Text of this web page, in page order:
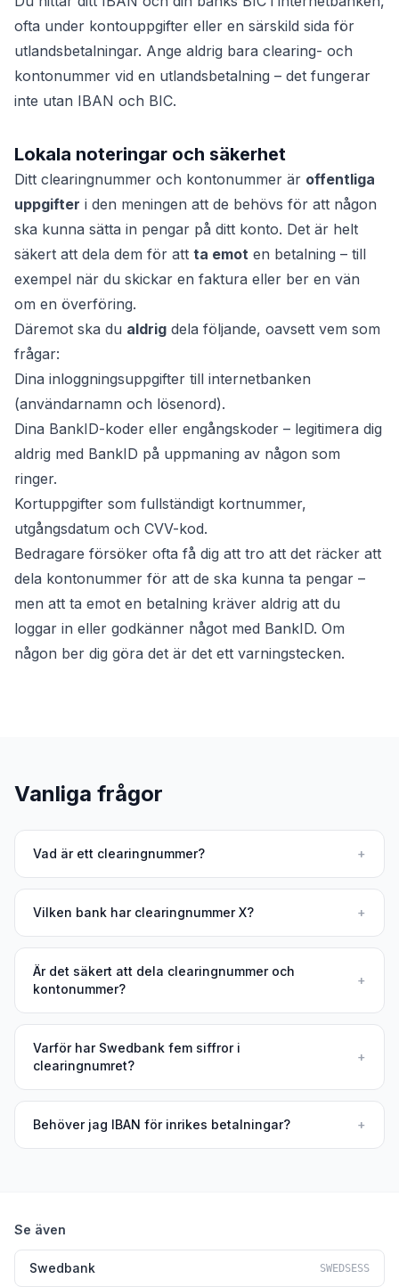
ofta under kontouppgifter eller en särskild sida för
utlandsbetalningar. Ange aldrig bara clearing- och
kontonummer vid en utlandsbetalning – det fungerar
inte utan IBAN och BIC.
Lokala noteringar och säkerhet
Ditt clearingnummer och kontonummer är offentliga
uppgifter i den meningen att de behövs för att någon
ska kunna sätta in pengar på ditt konto. Det är helt
säkert att dela dem för att ta emot en betalning – till
exempel när du skickar en faktura eller ber en vän
om en överföring.
Däremot ska du aldrig dela följande, oavsett vem som
frågar:
Dina inloggningsuppgifter till internetbanken
(användarnamn och lösenord).
Dina BankID-koder eller engångskoder – legitimera dig
aldrig med BankID på uppmaning av någon som
ringer.
Kortuppgifter som fullständigt kortnummer,
utgångsdatum och CVV-kod.
Bedragare försöker ofta få dig att tro att det räcker att
dela kontonummer för att de ska kunna ta pengar –
men att ta emot en betalning kräver aldrig att du
loggar in eller godkänner något med BankID. Om
någon ber dig göra det är det ett varningstecken.
Vanliga frågor
Vad är ett clearingnummer? +
Vilken bank har clearingnummer X? +
Är det säkert att dela clearingnummer och
kontonummer?
+
Varför har Swedbank fem siffror i
clearingnumret?
+
Behöver jag IBAN för inrikes betalningar? +
Se även
Swedbank SWEDSESS